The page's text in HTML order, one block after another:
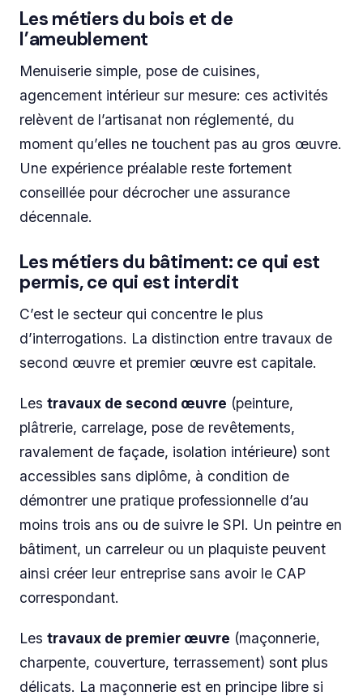
Les métiers du bois et de
l’ameublement
Menuiserie simple, pose de cuisines,
agencement intérieur sur mesure: ces activités
relèvent de l’artisanat non réglementé, du
moment qu’elles ne touchent pas au gros œuvre.
Une expérience préalable reste fortement
conseillée pour décrocher une assurance
décennale.
Les métiers du bâtiment: ce qui est
permis, ce qui est interdit
C’est le secteur qui concentre le plus
d’interrogations. La distinction entre travaux de
second œuvre et premier œuvre est capitale.
Les travaux de second œuvre (peinture,
plâtrerie, carrelage, pose de revêtements,
ravalement de façade, isolation intérieure) sont
accessibles sans diplôme, à condition de
démontrer une pratique professionnelle d’au
moins trois ans ou de suivre le SPI. Un peintre en
bâtiment, un carreleur ou un plaquiste peuvent
ainsi créer leur entreprise sans avoir le CAP
correspondant.
Les travaux de premier œuvre (maçonnerie,
charpente, couverture, terrassement) sont plus
délicats. La maçonnerie est en principe libre si